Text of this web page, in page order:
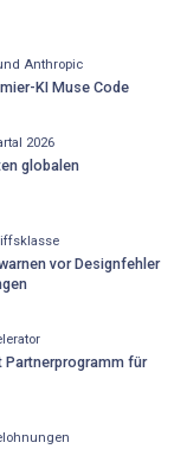
Anthropic
KI Muse Code
2026
globalen
vor Designfehler
für